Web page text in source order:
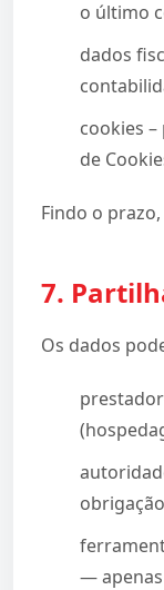
o último
dados
cookies
de
Findo o
7.
Os dados
—